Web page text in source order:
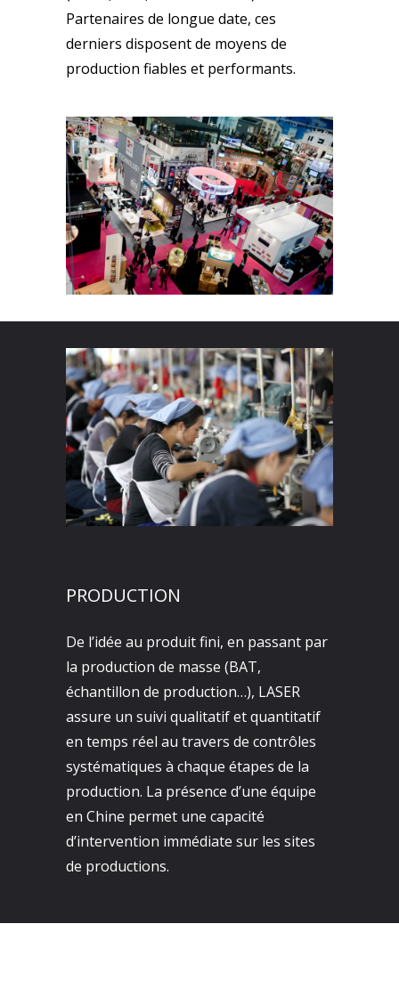
Partenaires de longue date, ces
derniers disposent de moyens de
production fiables et performants.
PRODUCTION
De l’idée au produit fini, en passant par
la production de masse (BAT,
échantillon de production…), LASER
assure un suivi qualitatif et quantitatif
en temps réel au travers de contrôles
systématiques à chaque étapes de la
production. La présence d’une équipe
en Chine permet une capacité
d’intervention immédiate sur les sites
de productions.